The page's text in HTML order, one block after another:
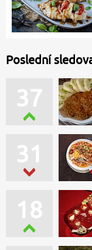
Poslední
37
31
18